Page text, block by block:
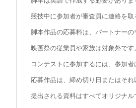
競技中に参加者が審査員に連絡を
脚本作品の応募料は、パートナー
映画祭の従業員や家族は対象外です
コンテストに参加するには、参加
応募作品は、締め切り日またはそ
提出される資料はすべてオリジナ